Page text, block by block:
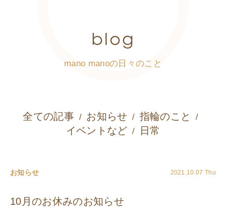
blog
mano manoの日々のこと
全ての記事 お知らせ
指輪のこと
イベントなど
日常
お知らせ 2021.10.07 Thu
10月のお休みのお知らせ